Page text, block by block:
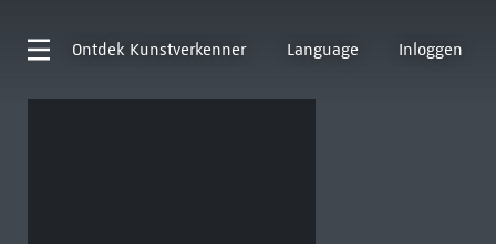
Ontdek Kunstverkenner Language Inloggen